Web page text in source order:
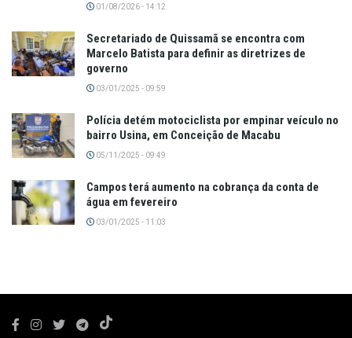
01/08/2026 - 14:12
Secretariado de Quissamã se encontra com
Marcelo Batista para definir as diretrizes de
governo
03/01/2025 - 09:59
Polícia detém motociclista por empinar veículo no
bairro Usina, em Conceição de Macabu
05/11/2025 - 09:49
Campos terá aumento na cobrança da conta de
água em fevereiro
03/01/2025 - 11:03